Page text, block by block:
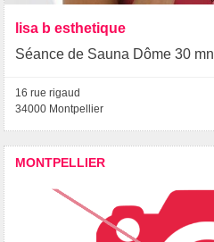
lisa b esthetique
Séance de Sauna Dôme 30 mn
16 rue rigaud
34000 Montpellier
MONTPELLIER